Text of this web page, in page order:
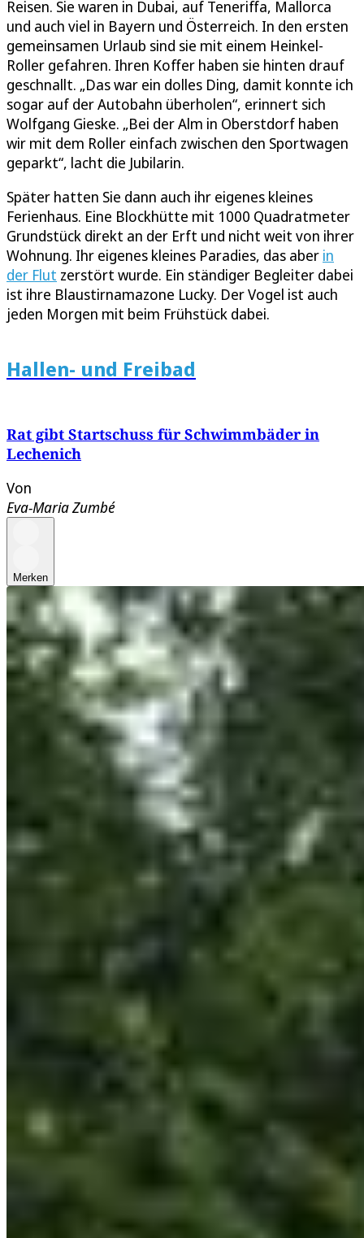
Reisen. Sie waren in Dubai, auf Teneriffa, Mallorca
und auch viel in Bayern und Österreich. In den ersten
gemeinsamen Urlaub sind sie mit einem Heinkel-
Roller gefahren. Ihren Koffer haben sie hinten drauf
geschnallt. „Das war ein dolles Ding, damit konnte ich
sogar auf der Autobahn überholen“, erinnert sich
Wolfgang Gieske. „Bei der Alm in Oberstdorf haben
wir mit dem Roller einfach zwischen den Sportwagen
geparkt“, lacht die Jubilarin.
Später hatten Sie dann auch ihr eigenes kleines
Ferienhaus. Eine Blockhütte mit 1000 Quadratmeter
Grundstück direkt an der Erft und nicht weit von ihrer
Wohnung. Ihr eigenes kleines Paradies, das aber in
der Flut zerstört wurde. Ein ständiger Begleiter dabei
ist ihre Blaustirnamazone Lucky. Der Vogel ist auch
jeden Morgen mit beim Frühstück dabei.
Hallen- und Freibad
Rat gibt Startschuss für Schwimmbäder in
Lechenich
Von
Eva-Maria Zumbé
Merken